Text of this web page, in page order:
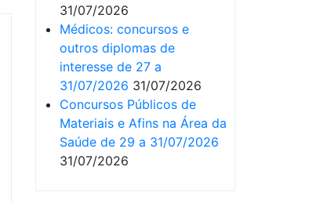
31/07/2026
Médicos: concursos e
outros diplomas de
interesse de 27 a
31/07/2026 31/07/2026
Concursos Públicos de
Materiais e Afins na Área da
Saúde de 29 a 31/07/2026
31/07/2026